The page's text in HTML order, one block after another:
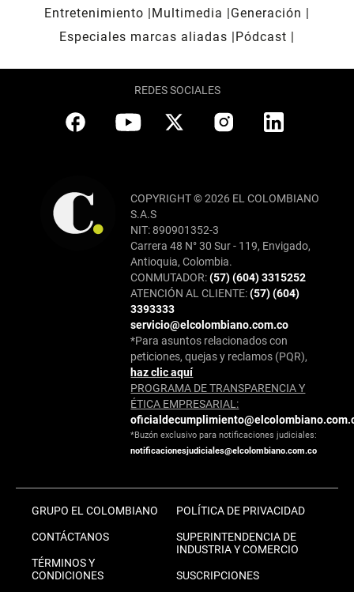
Entretenimiento
Multimedia
Generación
Especiales marcas aliadas
Pódcast
REDES SOCIALES
COPYRIGHT © 2026 EL COLOMBIANO
S.A.S
NIT: 890901352-3
Carrera 48 N° 30 Sur - 119, Envigado,
Antioquia, Colombia.
CONMUTADOR:(57) (604) 3315252
ATENCIÓN AL CLIENTE:(57) (604)
3393333
servicio@elcolombiano.com.co
*Para asuntos relacionados con
peticiones, quejas y reclamos (PQR),
haz clic aquí
PROGRAMA DE TRANSPARENCIA Y
ÉTICA EMPRESARIAL:
*Buzón exclusivo para notificaciones judiciales:
notificacionesjudiciales@elcolombiano.com.co
GRUPO EL COLOMBIANO
CONTÁCTANOS
TÉRMINOS Y
CONDICIONES
POLÍTICA DE PRIVACIDAD
SUPERINTENDENCIA DE
INDUSTRIA Y COMERCIO
SUSCRIPCIONES